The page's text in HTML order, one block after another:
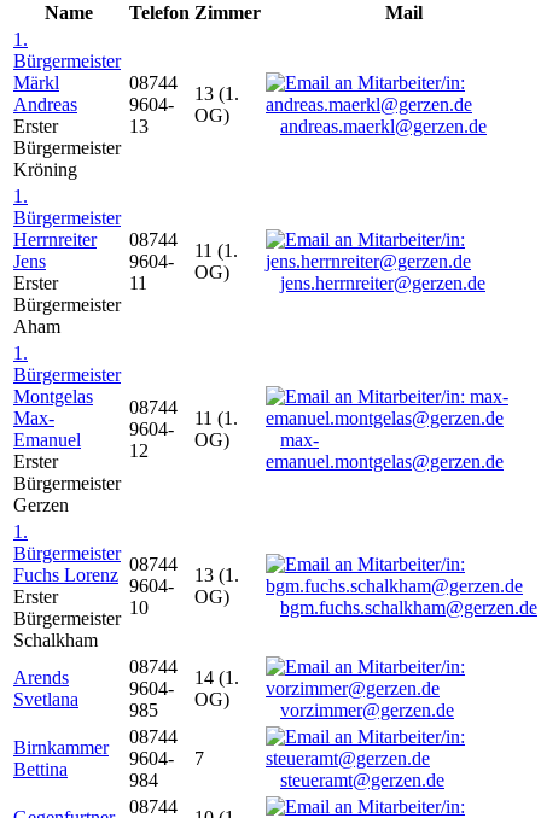
Name
Telefon Zimmer
Mail
1.
Bürgermeister
Märkl
Andreas
Erster
Bürgermeister
Kröning
08744
9604-
13
13 (1.
OG)
andreas.maerkl@gerzen.de
1.
Bürgermeister
Herrnreiter
Jens
Erster
Bürgermeister
Aham
08744
9604-
11
11 (1.
OG)
jens.herrnreiter@gerzen.de
1.
Bürgermeister
Montgelas
Max-
Emanuel
Erster
Bürgermeister
Gerzen
08744
9604-
12
11 (1.
OG)
max-
emanuel.montgelas@gerzen.de
1.
Bürgermeister
Fuchs Lorenz
Erster
Bürgermeister
Schalkham
08744
9604-
10
13 (1.
OG)
bgm.fuchs.schalkham@gerzen.de
Arends
Svetlana
08744
9604-
985
14 (1.
OG)
vorzimmer@gerzen.de
Birnkammer
Bettina
08744
9604-
984
7
steueramt@gerzen.de
08744